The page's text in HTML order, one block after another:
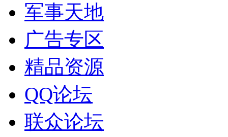
军事天地
广告专区
精品资源
QQ论坛
联众论坛